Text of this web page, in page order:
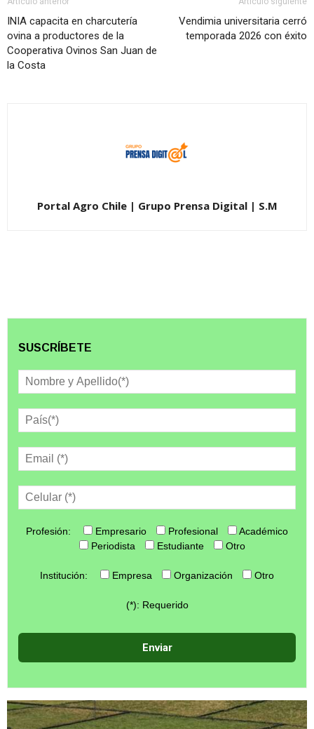
INIA capacita en charcutería
ovina a productores de la
Cooperativa Ovinos San Juan de
la Costa
Vendimia universitaria cerró
temporada 2026 con éxito
Portal Agro Chile | Grupo Prensa Digital | S.M
SUSCRÍBETE
Profesión: Empresario Profesional
Académico
Periodista
Estudiante Otro
Institución: Empresa Organización Otro
(*): Requerido